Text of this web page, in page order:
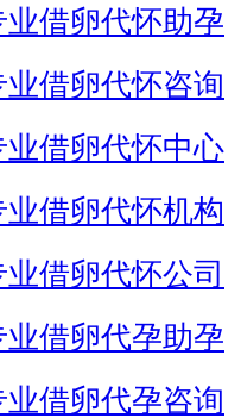
业借卵代怀助孕
业借卵代怀咨询
业借卵代怀中心
业借卵代怀机构
业借卵代怀公司
业借卵代孕助孕
业借卵代孕咨询